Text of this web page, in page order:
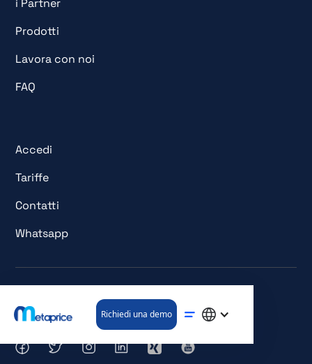
i Partner
Prodotti
Lavora con noi
FAQ
Accedi
Tariffe
Contatti
Whatsapp
© Tutti i diritti riservati. metaprice GmbH.
Richiedi una demo